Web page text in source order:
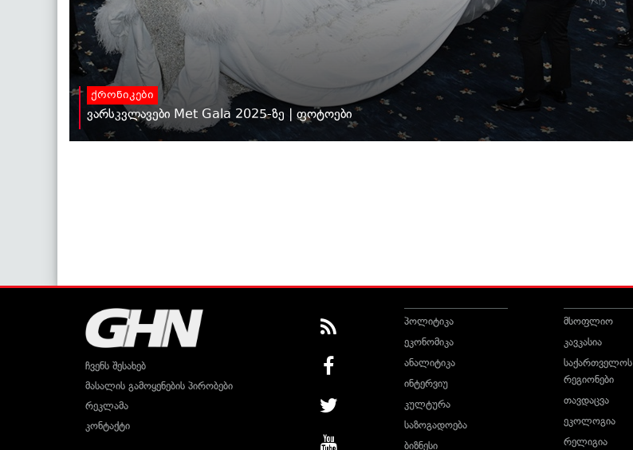
ქრონიკები
ვარსკვლავები Met Gala 2025-ზე | ფოტოები
ჩვენს შესახებ
მასალის გამოყენების პირობები
რეკლამა
კონტაქტი
პოლიტიკა
ეკონომიკა
ანალიტიკა
ინტერვიუ
კულტურა
საზოგადოება
ბიზნესი
მსოფლიო
კავკასია
საქართველოს
რეგიონები
თავდაცვა
ეკოლოგია
რელიგია